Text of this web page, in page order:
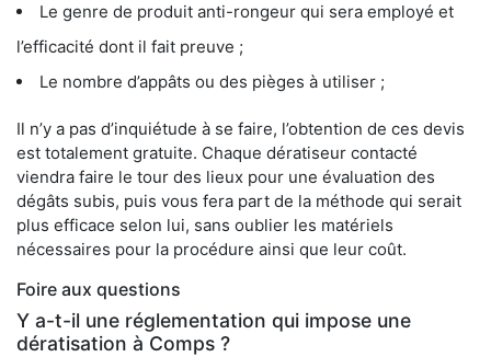
Le genre de produit anti-rongeur qui sera employé et
l’efficacité dont il fait preuve ;
Le nombre d’appâts ou des pièges à utiliser ;
Il n’y a pas d’inquiétude à se faire, l’obtention de ces devis
est totalement gratuite. Chaque dératiseur contacté
viendra faire le tour des lieux pour une évaluation des
dégâts subis, puis vous fera part de la méthode qui serait
plus efficace selon lui, sans oublier les matériels
nécessaires pour la procédure ainsi que leur coût.
Foire aux questions
Y a-t-il une réglementation qui impose une
dératisation à Comps ?